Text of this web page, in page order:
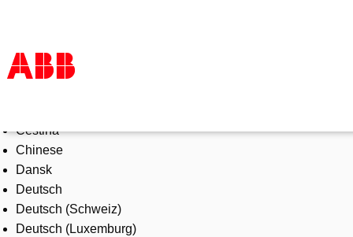
Products & Solutions
Industries
Services
About us
Where to buy
Contact us
Čeština
Chinese
Dansk
Deutsch
Deutsch (Schweiz)
Deutsch (Luxemburg)